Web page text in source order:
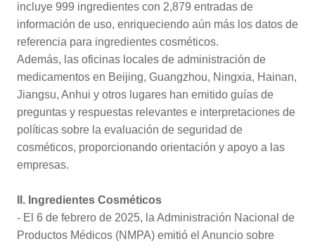
incluye 999 ingredientes con 2,879 entradas de
información de uso, enriqueciendo aún más los datos de
referencia para ingredientes cosméticos.
Además, las oficinas locales de administración de
medicamentos en Beijing, Guangzhou, Ningxia, Hainan,
Jiangsu, Anhui y otros lugares han emitido guías de
preguntas y respuestas relevantes e interpretaciones de
políticas sobre la evaluación de seguridad de
cosméticos, proporcionando orientación y apoyo a las
empresas.
II. Ingredientes Cosméticos
- El 6 de febrero de 2025, la Administración Nacional de
Productos Médicos (NMPA) emitió el Anuncio sobre